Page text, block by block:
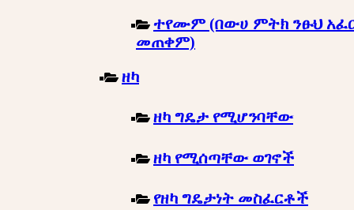
ተየሙም (በውሀ ምትክ ንፁህ
መጠቀም)
ዘካ
ዘካ ግዴታ የሚሆንባቸው
ዘካ የሚሰጣቸው ወገኖች
የዘካ ግዴታነት መስፈርቶች